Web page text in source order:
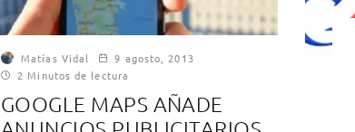
Matías Vidal
9 agosto, 2013
2 Minutos de lectura
GOOGLE MAPS AÑADE